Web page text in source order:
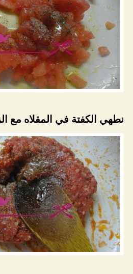
نطهي الكفتة في المقلاه مع